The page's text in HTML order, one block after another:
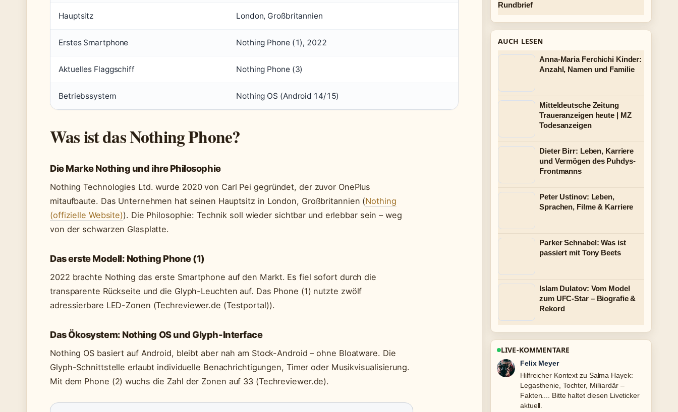
Hauptsitz London, Großbritannien
Erstes Smartphone Nothing Phone (1), 2022
Aktuelles Flaggschiff Nothing Phone (3)
Betriebssystem Nothing OS (Android 14/15)
Was ist das Nothing Phone?
Die Marke Nothing und ihre Philosophie
Nothing Technologies Ltd. wurde 2020von Carl Pei gegründet, der zuvor OnePlus
mitaufbaute. Das Unternehmen hat seinen Hauptsitz in London, Großbritannien (Nothing
(offizielle Website)). Die Philosophie: Technik soll wieder sichtbar und erlebbar sein – weg
von der schwarzen Glasplatte.
Das erste Modell: Nothing Phone (1)
2022 brachte Nothing das erste Smartphone auf den Markt. Es fiel sofort durch die
transparente Rückseite und die Glyph-Leuchten auf. Das Phone (1) nutzte zwölf
adressierbare LED-Zonen (Techreviewer.de (Testportal)).
Das Ökosystem: Nothing OS und Glyph-Interface
Nothing OS basiert auf Android, bleibt aber nah am Stock-Android – ohne Bloatware. Die
Glyph-Schnittstelle erlaubt individuelle Benachrichtigungen, Timer oder Musikvisualisierung.
Mit dem Phone (2) wuchs die Zahl der Zonen auf 33 (Techreviewer.de).
Rundbrief
AUCH LESEN
Anna-Maria Ferchichi Kinder:
Anzahl, Namen und Familie
Mitteldeutsche Zeitung
Traueranzeigen heute | MZ
Todesanzeigen
Dieter Birr: Leben, Karriere
und Vermögen des Puhdys-
Frontmanns
Peter Ustinov: Leben,
Sprachen, Filme & Karriere
Parker Schnabel: Was ist
passiert mit Tony Beets
Islam Dulatov: Vom Model
zum UFC-Star – Biografie &
Rekord
LIVE-KOMMENTARE
Laura Becker
Die Berichterstattung zu Sven Martinek:
Kinder, Partnerin, Karriere und alle...
wirkt solide und sehr gut
nachvollziehbar.